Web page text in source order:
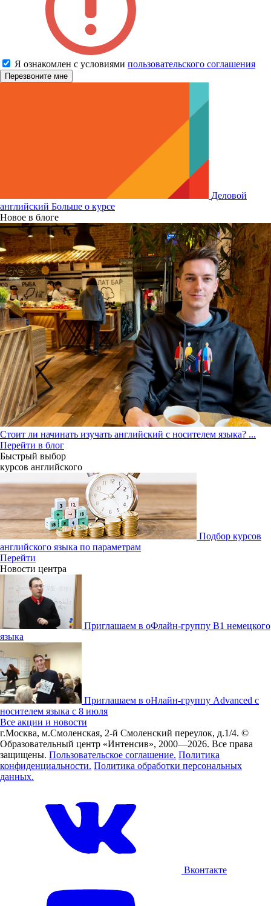
Я ознакомлен с условиями пользовательского соглашения
Деловой
английский Больше о курсе
Новое в блоге
Стоит ли начинать изучать английский с носителем языка? ...
Перейти в блог
Быстрый выбор
курсов английcкого
Подбор курсов
английского языка по параметрам
Перейти
Новости центра
Приглашаем в оФлайн-группу В1 немецкого
языка
Приглашаем в оНлайн-группу Advanced с
носителем языка с 8 июля
Все акции и новости
г.Москва, м.Смоленская, 2-й Смоленский переулок, д.1/4. ©
Образовательный центр «Интенсив», 2000—2026. Все права
защищены. Пользовательское соглашение. Политика
конфиденциальности. Политика обработки персональных
данных.
Вконтакте